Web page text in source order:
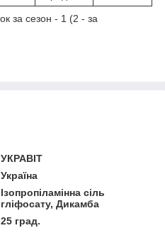
за сезон - 1 (2 - за
УКРАВІТ
Україна
Ізопропіламінна сіль
гліфосату, Дикамба
25 град.